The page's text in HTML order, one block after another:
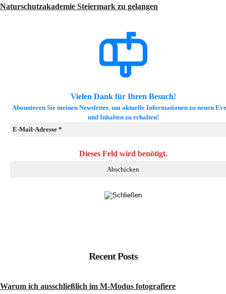
Naturschutzakademie Steiermark zu gelangen
Vielen Dank für Ihren Besuch!
Abonnieren Sie meinen Newsletter, um aktuelle Informationen zu neuen
und Inhalten zu erhalten!
Dieses Feld wird benötigt.
Recent Posts
Warum ich ausschließlich im M-Modus fotografiere